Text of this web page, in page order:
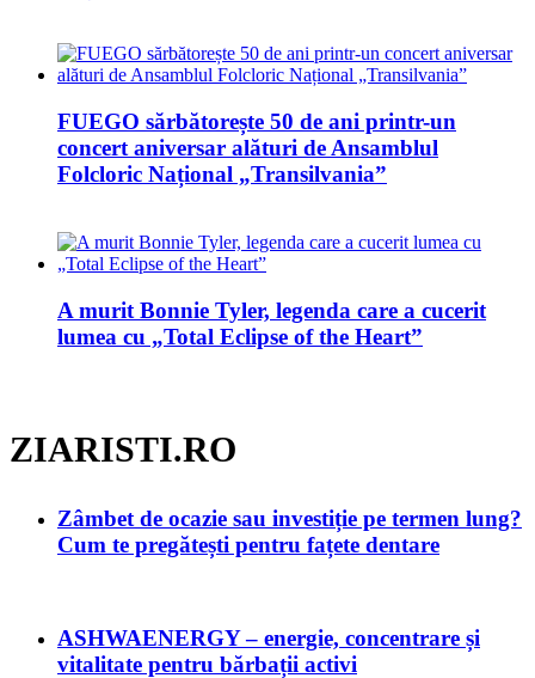
FUEGO sărbătorește 50 de ani printr-un
concert aniversar alături de Ansamblul
Folcloric Național „Transilvania”
A murit Bonnie Tyler, legenda care a cucerit
lumea cu „Total Eclipse of the Heart”
ZIARISTI.RO
Zâmbet de ocazie sau investiție pe termen lung?
Cum te pregătești pentru fațete dentare
ASHWAENERGY – energie, concentrare și
vitalitate pentru bărbații activi